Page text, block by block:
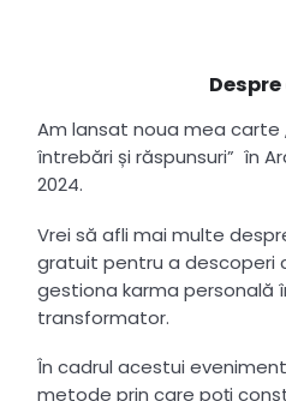
Am lansat noua mea carte
întrebări și răspunsuri” în
2024.
Vrei să afli mai multe
gratuit pentru a descoperi
gestiona karma personală
transformator.
În cadrul acestui
metode prin care poți